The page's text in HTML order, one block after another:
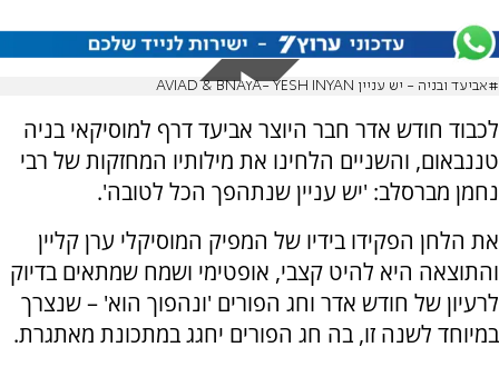
#אביעד ובניה - יש עניין AVIAD & BNAYA- YESH INYAN
לכבוד חודש אדר חבר היוצר אביעד דרף למוסיקאי בניה
טננבאום, והשניים הלחינו את מילותיו המחזקות של רבי
נחמן מברסלב: 'יש עניין שנתהפך הכל לטובה'.
את הלחן הפקידו בידיו של המפיק המוסיקלי ערן קליין
והתוצאה היא להיט קצבי, אופטימי ושמח שמתאים בדיוק
לרעיון של חודש אדר וחג הפורים 'ונהפוך הוא' – שנצרך
במיוחד לשנה זו, בה חג הפורים יחגג במתכונת מאתגרת.